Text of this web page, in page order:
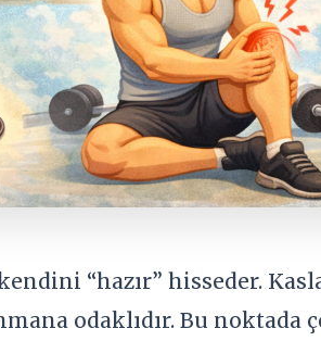
“hazır” hisseder.
odaklıdır. Bu noktada